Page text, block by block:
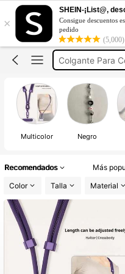
×
SHEIN-¡List@,
Consigue descuentos
pedido
(5,000)
Llavero Para
Correa Para
Accesorios Para
Colgante Para
Llavero Para
Correa Para
Multicolor Negro
Recomendados Más
Color
Talla Material